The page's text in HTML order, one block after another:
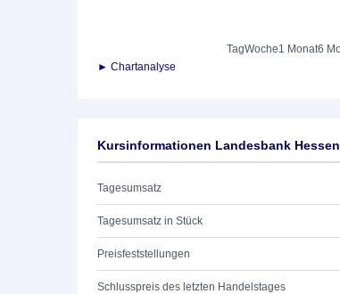
TagWoche1 Monat6
► Chartanalyse
Kursinformationen Landesbank
Tagesumsatz
Tagesumsatz in Stück
Preisfeststellungen
Schlusspreis des letzten Handelstages